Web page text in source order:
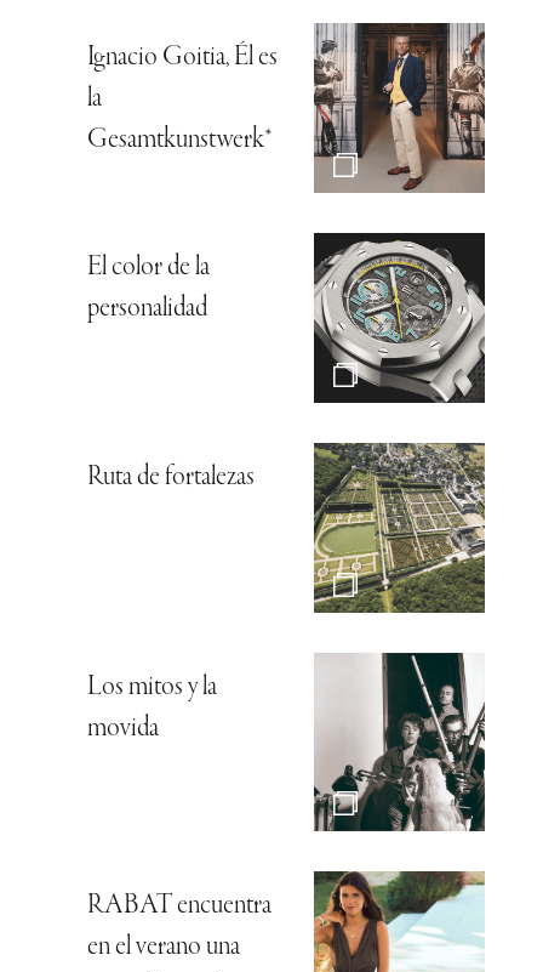
Ignacio Goitia, Él es
la
Gesamtkunstwerk*
El color de la
personalidad
Ruta de fortalezas
Los mitos y la
movida
RABAT encuentra
en el verano una